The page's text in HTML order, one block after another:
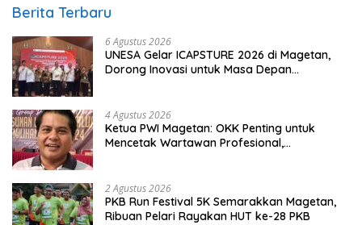
Berita Terbaru
6 Agustus 2026
UNESA Gelar ICAPSTURE 2026 di Magetan,
Dorong Inovasi untuk Masa Depan
4 Agustus 2026
Ketua PWI Magetan: OKK Penting untuk
Mencetak Wartawan Profesional,
2 Agustus 2026
PKB Run Festival 5K Semarakkan Magetan,
Ribuan Pelari Rayakan HUT ke-28 PKB